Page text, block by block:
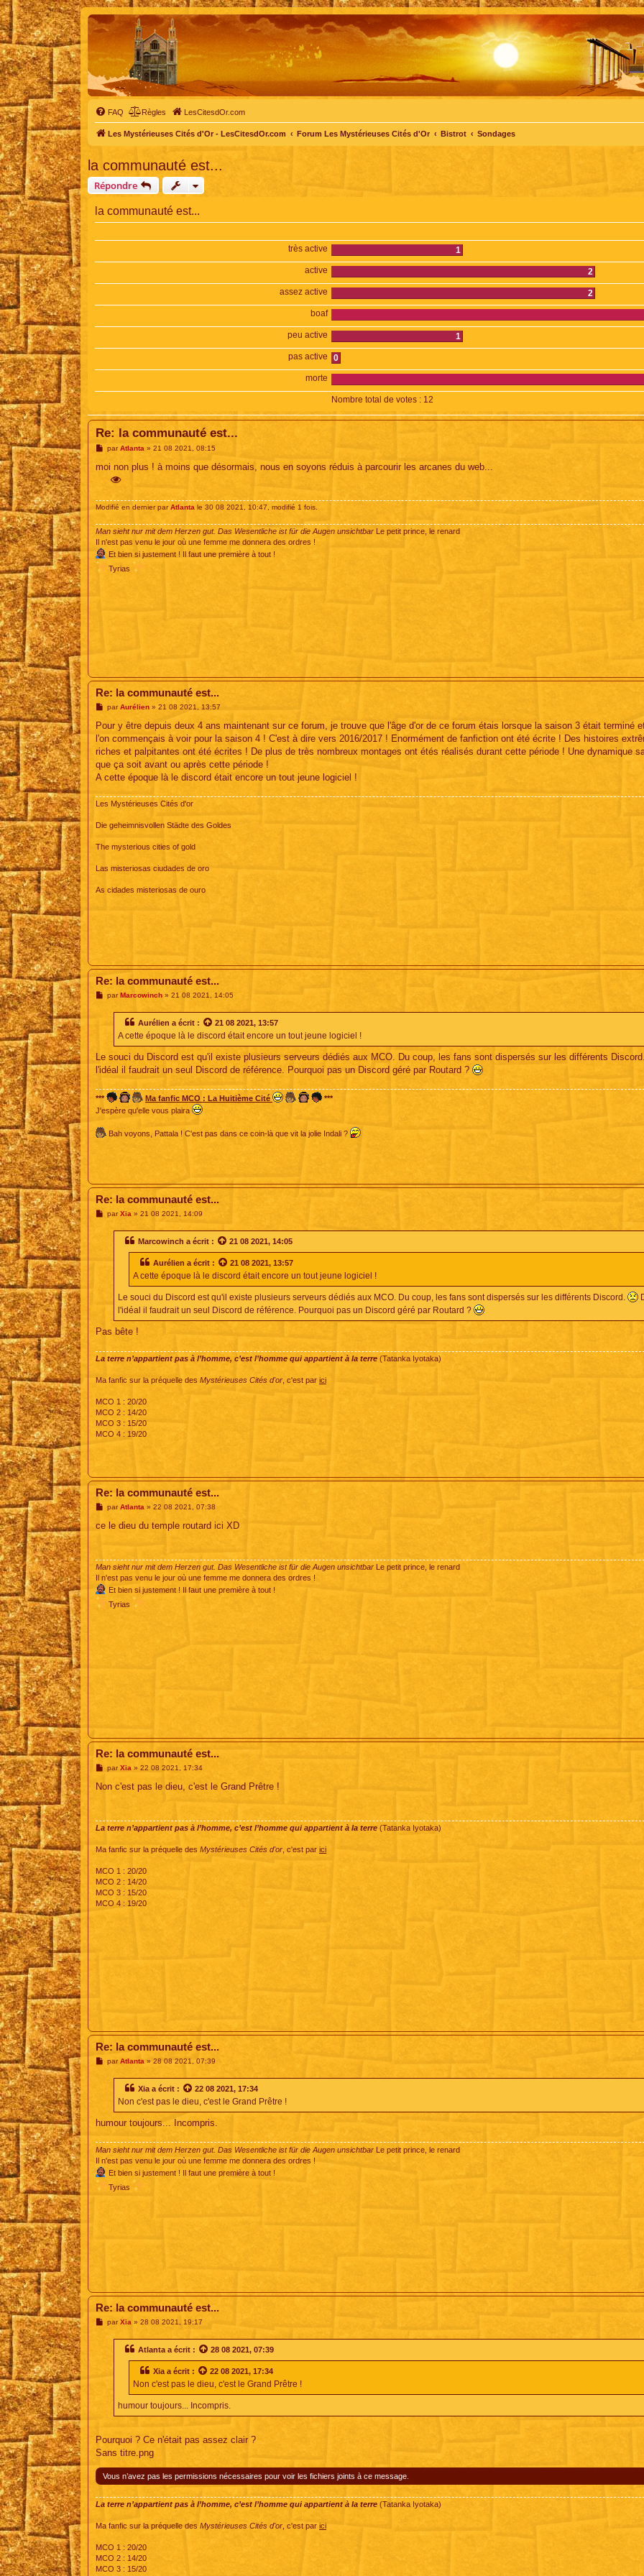
FAQ Règles LesCitesdOr.com
Les Mystérieuses Cités d'Or - LesCitesdOr.com Forum Les Mystérieuses Cités d'Or Bistrot Sondages
la communauté est...
Répondre
la communauté est...
très active 1
active 2
assez active 2
boaf
peu active 1
pas active 0
morte
Nombre total de votes : 12
Re: la communauté est...
M
s
e
parAtlanta » 21 08 2021, 08:15
moi non plus ! à moins que désormais, nous en soyons réduis à parcourir les arcanes du web...
Modifié en dernier parAtlanta le 30 08 2021, 10:47, modifié 1 fois.
Man sieht nur mit dem Herzen gut. Das Wesentliche ist für die Augen unsichtbar Le petit prince, le renard
Il n'est pas venu le jour où une femme me donnera des ordres !
Et bien si justement ! Il faut une première à tout !
Tyrias
Re: la communauté est...
M
s
a
g
parAurélien» 21 08 2021, 13:57
Pour y être depuis deux 4 ans maintenant sur ce forum, je trouve que l'âge d'or de ce forum étais lorsque la saison 3 était terminé
l'on commençais à voir pour la saison 4 ! C'est à dire vers 2016/2017 ! Enormément de fanfiction ont été écrite ! Des histoires
riches et palpitantes ont été écrites ! De plus de très nombreux montages ont étés réalisés durant cette période ! Une dynamique
que ça soit avant ou après cette période !
A cette époque là le discord était encore un tout jeune logiciel !
Les Mystérieuses Cités d'or
Die geheimnisvollen Städte des Goldes
The mysterious cities of gold
Las misteriosas ciudades de oro
As cidades misteriosas de ouro
Re: la communauté est...
Mpar Marcowinch» 21 08 2021, 14:05
Aurélien a écrit : 21 08 2021, 13:57
A cette époque là le discord était encore un tout jeune logiciel !
Le souci du Discord est qu'il existe plusieurs serveurs dédiés aux MCO. Du coup, les fans sont dispersés sur les différents Discord.
l'idéal il faudrait un seul Discord de référence. Pourquoi pas un Discord géré par Routard ?
*** Ma fanfic MCO : La Huitième Cité
***
J'espère qu'elle vous plaira
Bah voyons, Pattala ! C'est pas dans ce coin-là que vit la jolie Indali ?
Re: la communauté est...
MparXia » 21 08 2021, 14:09
Marcowinch a écrit : 21 08 2021, 14:05
Aurélien a écrit : 21 08 2021, 13:57
A cette époque là le discord était encore un tout jeune logiciel !
Le souci du Discord est qu'il existe plusieurs serveurs dédiés aux MCO. Du coup, les fans sont dispersés sur les différents Discord.
l'idéal il faudrait un seul Discord de référence. Pourquoi pas un Discord géré par Routard ?
Pas bête !
La terre n’appartient pas à l’homme, c’est l’homme qui appartient à la terre (Tatanka Iyotaka)
Ma fanfic sur la préquelle des Mystérieuses Cités d'or , c'est par ici
MCO 1 : 20/20
MCO 2 : 14/20
MCO 3 : 15/20
MCO 4 : 19/20
Re: la communauté est...
M
s
parAtlanta » 22 08 2021, 07:38
ce le dieu du temple routard ici XD
Man sieht nur mit dem Herzen gut. Das Wesentliche ist für die Augen unsichtbar Le petit prince, le renard
Il n'est pas venu le jour où une femme me donnera des ordres !
Et bien si justement ! Il faut une première à tout !
Tyrias
Re: la communauté est...
M
s
parXia » 22 08 2021, 17:34
Non c'est pas le dieu, c'est le Grand Prêtre !
La terre n’appartient pas à l’homme, c’est l’homme qui appartient à la terre (Tatanka Iyotaka)
Ma fanfic sur la préquelle des Mystérieuses Cités d'or , c'est par ici
MCO 1 : 20/20
MCO 2 : 14/20
MCO 3 : 15/20
MCO 4 : 19/20
Re: la communauté est...
MparAtlanta » 28 08 2021, 07:39
Xia a écrit : 22 08 2021, 17:34
Non c'est pas le dieu, c'est le Grand Prêtre !
humour toujours... Incompris.
Man sieht nur mit dem Herzen gut. Das Wesentliche ist für die Augen unsichtbar Le petit prince, le renard
Il n'est pas venu le jour où une femme me donnera des ordres !
Et bien si justement ! Il faut une première à tout !
Tyrias
Re: la communauté est...
MparXia » 28 08 2021, 19:17
Atlanta a écrit : 28 08 2021, 07:39
Xia a écrit : 22 08 2021, 17:34
Non c'est pas le dieu, c'est le Grand Prêtre !
humour toujours... Incompris.
Pourquoi ? Ce n'était pas assez clair ?
Sans titre.png
Vous n’avez pas les permissions nécessaires pour voir les fichiers joints à ce message.
La terre n’appartient pas à l’homme, c’est l’homme qui appartient à la terre (Tatanka Iyotaka)
Ma fanfic sur la préquelle des Mystérieuses Cités d'or , c'est par ici
MCO 1 : 20/20
MCO 2 : 14/20
MCO 3 : 15/20